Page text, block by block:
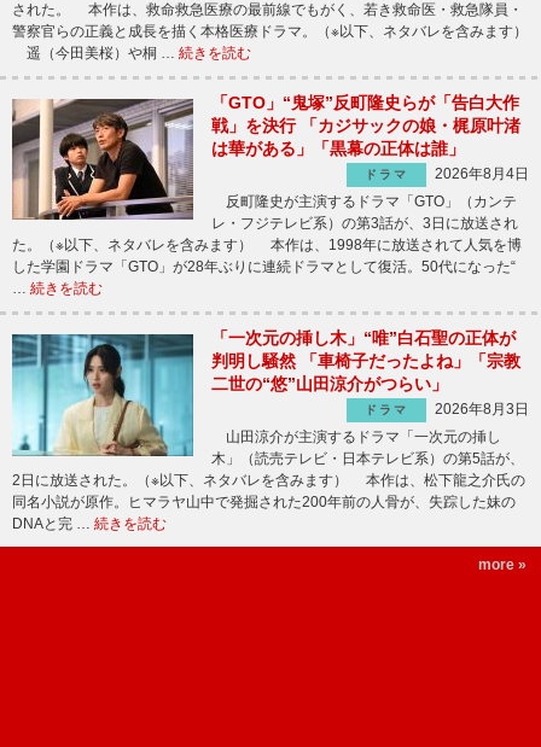
された。 本作は、救命救急医療の最前線でもがく、若き救命医・救急隊員・
警察官らの正義と成長を描く本格医療ドラマ。（※以下、ネタバレを含みます）
遥（今田美桜）や桐 … 続きを読む
「GTO」“鬼塚”反町隆史らが「告白大作
戦」を決行 「カジサックの娘・梶原叶渚
は華がある」「黒幕の正体は誰」
ドラマ
2026年8月4日
反町隆史が主演するドラマ「GTO」（カンテ
レ・フジテレビ系）の第3話が、3日に放送され
た。（※以下、ネタバレを含みます） 本作は、1998年に放送されて人気を博
した学園ドラマ「GTO」が28年ぶりに連続ドラマとして復活。50代になった“
… 続きを読む
「一次元の挿し木」“唯”白石聖の正体が
判明し騒然 「車椅子だったよね」「宗教
二世の“悠”山田涼介がつらい」
ドラマ
2026年8月3日
山田涼介が主演するドラマ「一次元の挿し
木」（読売テレビ・日本テレビ系）の第5話が、
2日に放送された。（※以下、ネタバレを含みます） 本作は、松下龍之介氏の
同名小説が原作。ヒマラヤ山中で発掘された200年前の人骨が、失踪した妹の
DNAと完 … 続きを読む
more »